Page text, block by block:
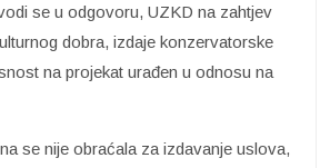
se u odgovoru, UZKD na zahtjev
dobra, izdaje konzervatorske
na projekat urađen u odnosu na
se nije obraćala za izdavanje uslova,